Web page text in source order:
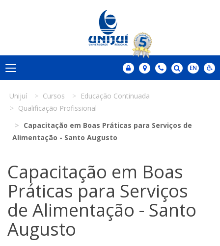
Unijuí Cursos
Educação Continuada
Qualificação Profissional
Capacitação em Boas Práticas para Serviços de
Alimentação - Santo Augusto
Capacitação em Boas
Práticas para Serviços
de Alimentação - Santo
Augusto